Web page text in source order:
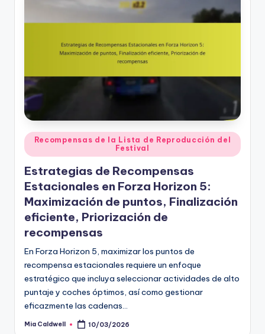
Posted
in
Recompensas de la Lista de Reproducción del
Festival
Estrategias de Recompensas
Estacionales en Forza Horizon 5:
Maximización de puntos, Finalización
eficiente, Priorización de
recompensas
En Forza Horizon 5, maximizar los puntos de
recompensa estacionales requiere un enfoque
estratégico que incluya seleccionar actividades de alto
puntaje y coches óptimos, así como gestionar
eficazmente las cadenas…
Posted
Mia Caldwell 10/03/2026